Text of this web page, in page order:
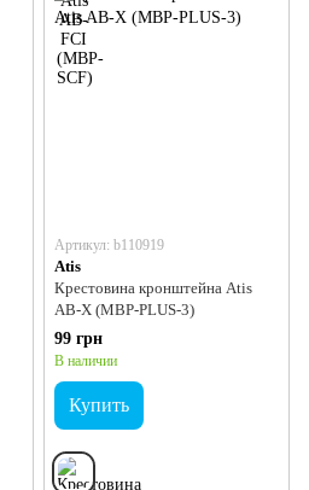
Артикул: b110919
Atis
Крестовина кронштейна Atis
AB-X (MBP-PLUS-3)
99 грн
В наличии
Купить